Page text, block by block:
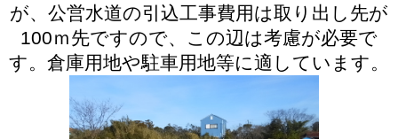
が、公営水道の引込工事費用は取り出し先が
100ｍ先ですので、この辺は考慮が必要で
す。倉庫用地や駐車用地等に適しています。